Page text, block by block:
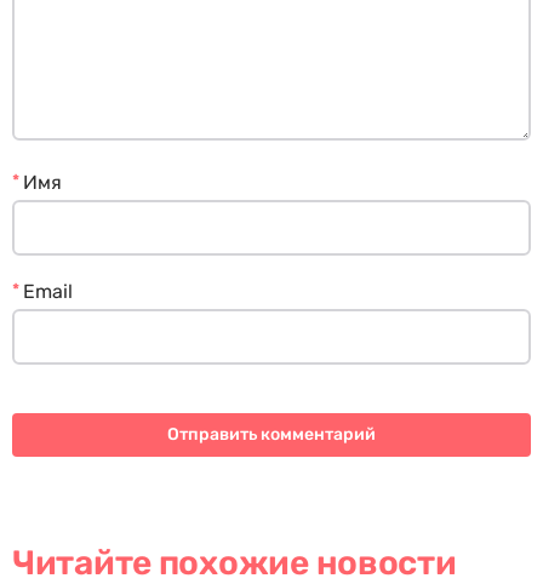
Имя
*
Email
*
Читайте похожие новости